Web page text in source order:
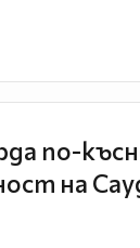
по-
на